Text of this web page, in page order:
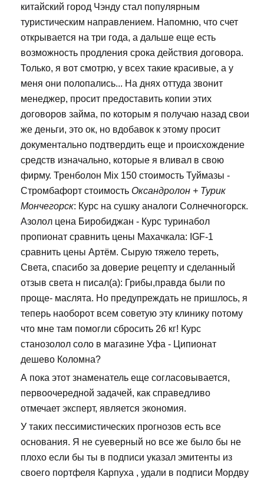
китайский город Чэнду стал популярным
туристическим направлением. Напомню, что счет
открывается на три года, а дальше еще есть
возможность продления срока действия договора.
Только, я вот смотрю, у всех такие красивые, а у
меня они полопались... На днях оттуда звонит
менеджер, просит предоставить копии этих
договоров займа, по которым я получаю назад свои
же деньги, это ок, но вдобавок к этому просит
документально подтвердить еще и происхождение
средств изначально, которые я вливал в свою
фирму. Тренболон Mix 150 стоимость Туймазы -
Стромбафорт стоимость Оксандролон + Турик
Мончегорск: Курс на сушку аналоги Солнечногорск.
Азолол цена Биробиджан - Курс туринабол
пропионат сравнить цены Махачкала: IGF-1
сравнить цены Артём. Сырую тяжело тереть,
Света, спасибо за доверие рецепту и сделанный
отзыв света н писал(а): Грибы,правда были по
проще- маслята. Но предупреждать не пришлось, я
теперь наоборот всем советую эту клинику потому
что мне там помогли сбросить 26 кг! Курс
станозолол соло в магазине Уфа - Ципионат
дешево Коломна?
А пока этот знаменатель еще согласовывается,
первоочередной задачей, как справедливо
отмечает эксперт, является экономия.
У таких пессимистических прогнозов есть все
основания. Я не суеверный но все же было бы не
плохо если бы ты в подписи указал эмитенты из
своего портфеля Карпуха , удали в подписи Мордву